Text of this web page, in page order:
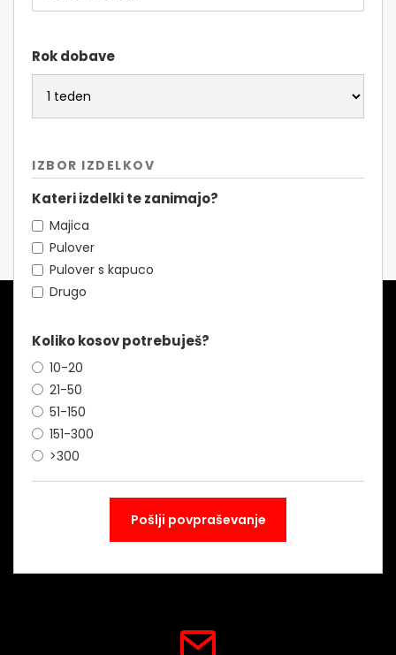
Rok dobave
IZBOR IZDELKOV
Kateri izdelki te zanimajo?
Majica
Pulover
Pulover s kapuco
Drugo
Koliko kosov potrebuješ?
10-20
21-50
51-150
151-300
>300